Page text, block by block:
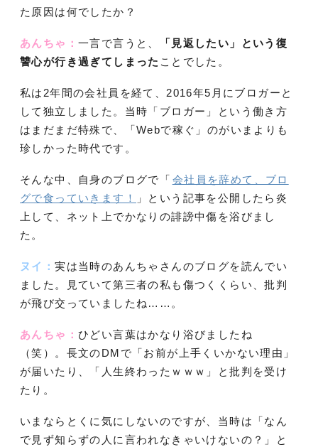
た原因は何でしたか？
あんちゃ： 一言で言うと、
「見返したい」という復
讐心が行き過ぎてしまった ことでした。
私は2年間の会社員を経て、2016年5月にブロガーと
して独立しました。当時「ブロガー」という働き方
はまだまだ特殊で、「Webで稼ぐ」のがいまよりも
珍しかった時代です。
そんな中、自身のブログで「 会社員を辞めて、ブロ
グで食っていきます！
」という記事を公開したら炎
上して、ネット上でかなりの誹謗中傷を浴びまし
た。
ヌイ：実は当時のあんちゃさんのブログを読んでい
ました。見ていて第三者の私も傷つくくらい、批判
が飛び交っていましたね……。
あんちゃ： ひどい言葉はかなり浴びましたね
（笑）。長文のDMで「お前が上手くいかない理由」
が届いたり、「人生終わったｗｗｗ」と批判を受け
たり。
いまならとくに気にしないのですが、当時は「なん
で見ず知らずの人に言われなきゃいけないの？」と